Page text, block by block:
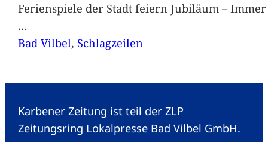
Ferienspiele der Stadt feiern Jubiläum –
…
Bad Vilbel, Schlagzeilen
Karbener Zeitung ist teil der ZLP
Zeitungsring Lokalpresse Bad Vilbel GmbH.